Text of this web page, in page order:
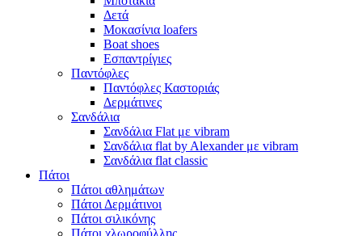
Δετά
Μοκασίνια loafers
Boat shoes
Εσπαντρίγιες
Παντόφλες
Παντόφλες Καστοριάς
Δερμάτινες
Σανδάλια
Σανδάλια Flat με vibram
Σανδάλια flat by Alexander με vibram
Σανδάλια flat classic
Πάτοι
Πάτοι αθλημάτων
Πάτοι Δερμάτινοι
Πάτοι σιλικόνης
Πάτοι χλωροφύλλης